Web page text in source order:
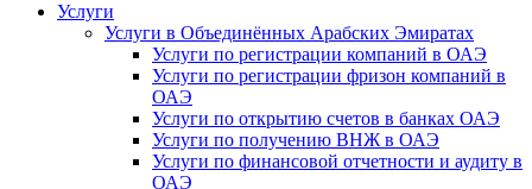
Услуги
Услуги в Объединённых Арабских Эмиратах
Услуги по регистрации компаний в ОАЭ
Услуги по регистрации фризон компаний в
ОАЭ
Услуги по открытию счетов в банках ОАЭ
Услуги по получению ВНЖ в ОАЭ
Услуги по финансовой отчетности и аудиту в
ОАЭ